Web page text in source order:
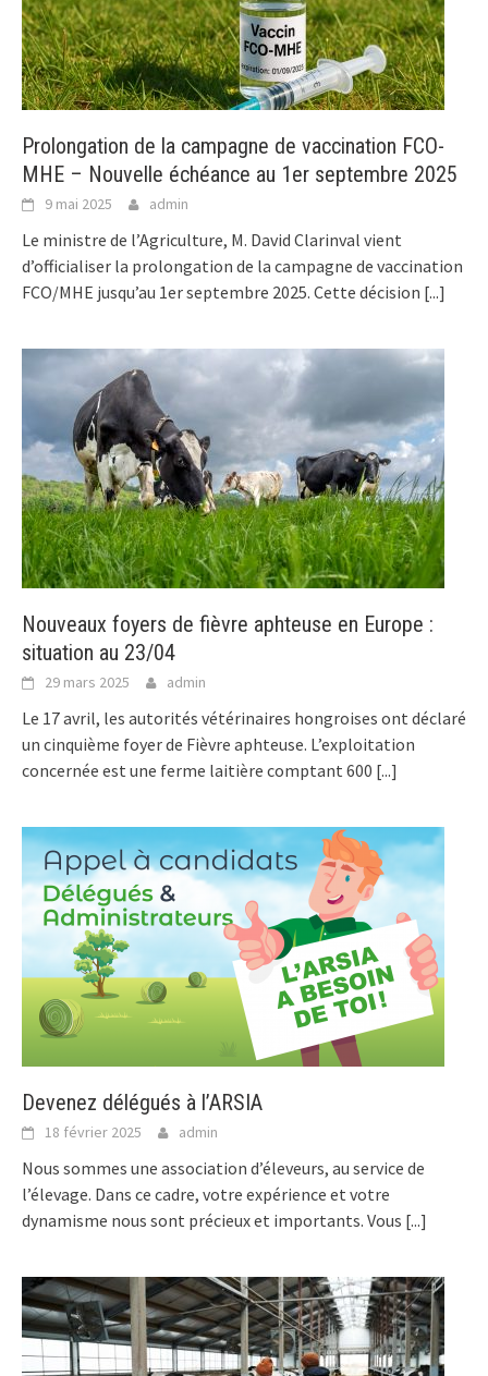
Prolongation de la campagne de vaccination FCO-
MHE – Nouvelle échéance au 1er septembre 2025
9 mai 2025 admin
Le ministre de l’Agriculture, M. David Clarinval vient
d’officialiser la prolongation de la campagne de vaccination
FCO/MHE jusqu’au 1er septembre 2025. Cette décision [...]
Nouveaux foyers de fièvre aphteuse en Europe :
situation au 23/04
29 mars 2025 admin
Le 17 avril, les autorités vétérinaires hongroises ont déclaré
un cinquième foyer de Fièvre aphteuse. L’exploitation
concernée est une ferme laitière comptant 600 [...]
Devenez délégués à l’ARSIA
18 février 2025 admin
Nous sommes une association d’éleveurs, au service de
l’élevage. Dans ce cadre, votre expérience et votre
dynamisme nous sont précieux et importants. Vous [...]